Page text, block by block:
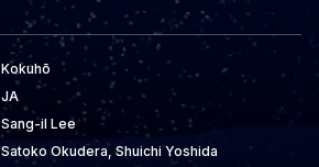
Kokuhō
JA
Sang-il Lee
Satoko Okudera, Shuichi Yoshida